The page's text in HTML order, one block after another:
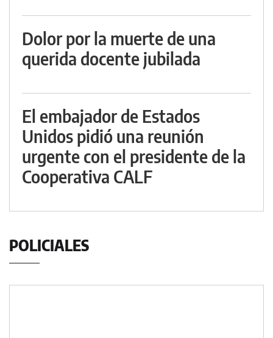
Dolor por la muerte de una
querida docente jubilada
El embajador de Estados
Unidos pidió una reunión
urgente con el presidente de la
Cooperativa CALF
POLICIALES